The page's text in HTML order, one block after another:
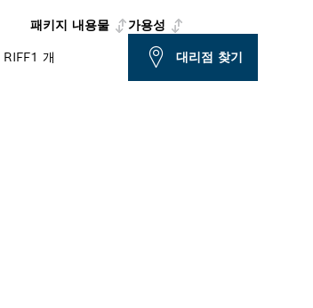
패키지 내용물
가용성
1 개 대리점 찾기